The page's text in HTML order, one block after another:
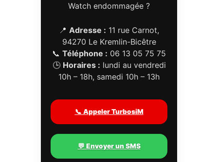
Watch endommagée ?
📍 Adresse : 11 rue Carnot,
94270 Le Kremlin-Bicêtre
📞 Téléphone : 06 13 05 75 75
🕒 Horaires : lundi au vendredi
10h – 18h, samedi 10h – 13h
📞 Appeler TurbosiM
💬 Envoyer un SMS